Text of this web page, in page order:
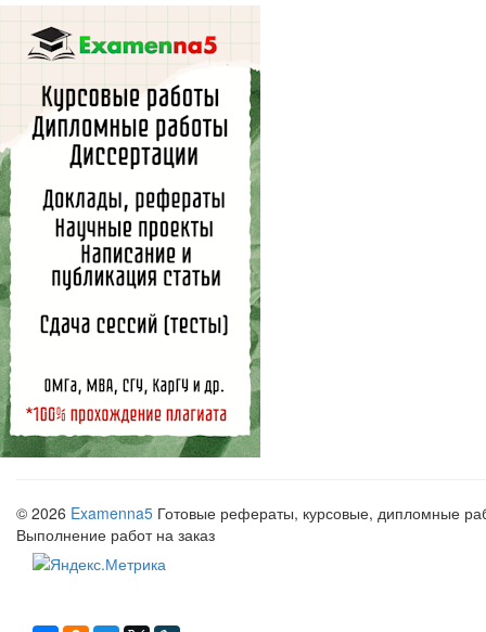
© 2026 Examenna5 Готовые рефераты, курсовые, дипломные
Выполнение работ на заказ